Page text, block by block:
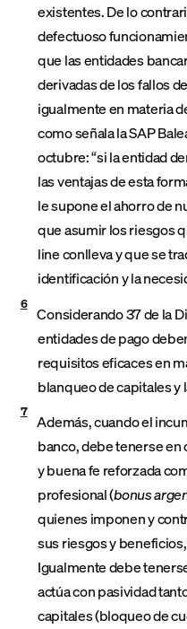
existentes. De lo
defectuoso
que las entidades
derivadas de los fallos
igualmente en materia
como señala la SAP
octubre: “si la entidad
las ventajas de esta
le supone el ahorro de
que asumir los riesgos
line conlleva y que se
identificación y la
6
Considerando 37 de la
entidades de pago
requisitos eficaces en
blanqueo de capitales y
7
Además, cuando el
banco, debe tenerse en
y buena fe reforzada
profesional (bonus
quienes imponen y
sus riesgos y
Igualmente debe
actúa con pasividad
capitales (bloqueo de